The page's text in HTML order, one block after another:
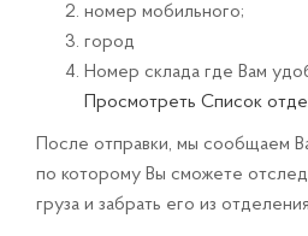
номер мобильного;
город
Номер склада где Вам
Просмотреть Список
После отправки, мы сообщаем
по которому Вы сможете
груза и забрать его из